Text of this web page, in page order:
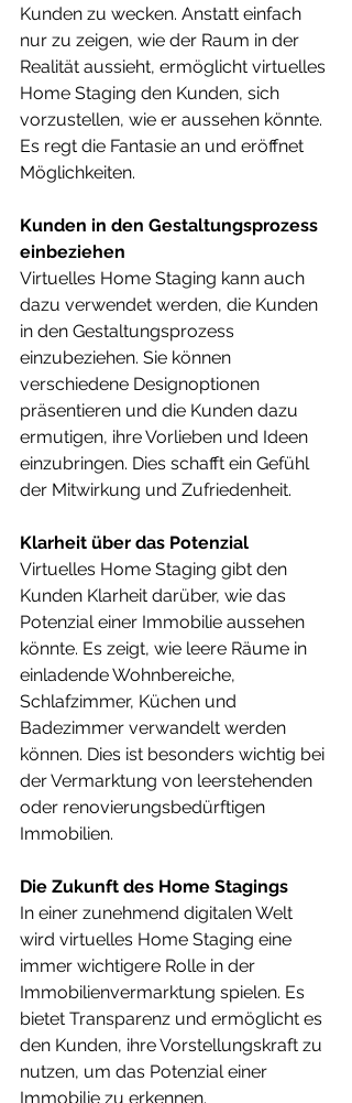
Kunden zu wecken. Anstatt einfach
nur zu zeigen, wie der Raum in der
Realität aussieht, ermöglicht virtuelles
Home Staging den Kunden, sich
vorzustellen, wie er aussehen könnte.
Es regt die Fantasie an und eröffnet
Möglichkeiten.
Kunden in den Gestaltungsprozess
einbeziehen
Virtuelles Home Staging kann auch
dazu verwendet werden, die Kunden
in den Gestaltungsprozess
einzubeziehen. Sie können
verschiedene Designoptionen
präsentieren und die Kunden dazu
ermutigen, ihre Vorlieben und Ideen
einzubringen. Dies schafft ein Gefühl
der Mitwirkung und Zufriedenheit.
Klarheit über das Potenzial
Virtuelles Home Staging gibt den
Kunden Klarheit darüber, wie das
Potenzial einer Immobilie aussehen
könnte. Es zeigt, wie leere Räume in
einladende Wohnbereiche,
Schlafzimmer, Küchen und
Badezimmer verwandelt werden
können. Dies ist besonders wichtig bei
der Vermarktung von leerstehenden
oder renovierungsbedürftigen
Immobilien.
Die Zukunft des Home Stagings
In einer zunehmend digitalen Welt
wird virtuelles Home Staging eine
immer wichtigere Rolle in der
Immobilienvermarktung spielen. Es
bietet Transparenz und ermöglicht es
den Kunden, ihre Vorstellungskraft zu
nutzen, um das Potenzial einer
Immobilie zu erkennen.